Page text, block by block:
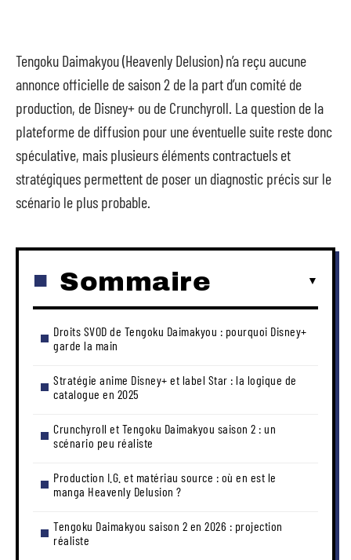
Tengoku Daimakyou (Heavenly Delusion) n’a reçu aucune
annonce officielle de saison 2 de la part d’un comité de
production, de Disney+ ou de Crunchyroll. La question de la
plateforme de diffusion pour une éventuelle suite reste donc
spéculative, mais plusieurs éléments contractuels et
stratégiques permettent de poser un diagnostic précis sur le
scénario le plus probable.
Sommaire
Droits SVOD de Tengoku Daimakyou : pourquoi Disney+
garde la main
Stratégie anime Disney+ et label Star : la logique de
catalogue en 2025
Crunchyroll et Tengoku Daimakyou saison 2 : un
scénario peu réaliste
Production I.G. et matériau source : où en est le
manga Heavenly Delusion ?
Tengoku Daimakyou saison 2 en 2026 : projection
réaliste